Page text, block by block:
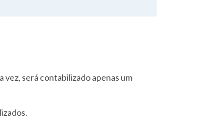
vez, será contabilizado apenas um